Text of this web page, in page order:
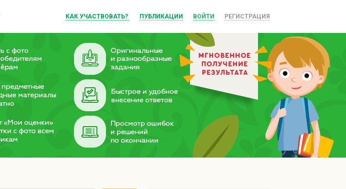
КАК УЧАСТВОВАТЬ? ПУБЛИКАЦИИ ВОЙТИ РЕГИСТРАЦИЯ